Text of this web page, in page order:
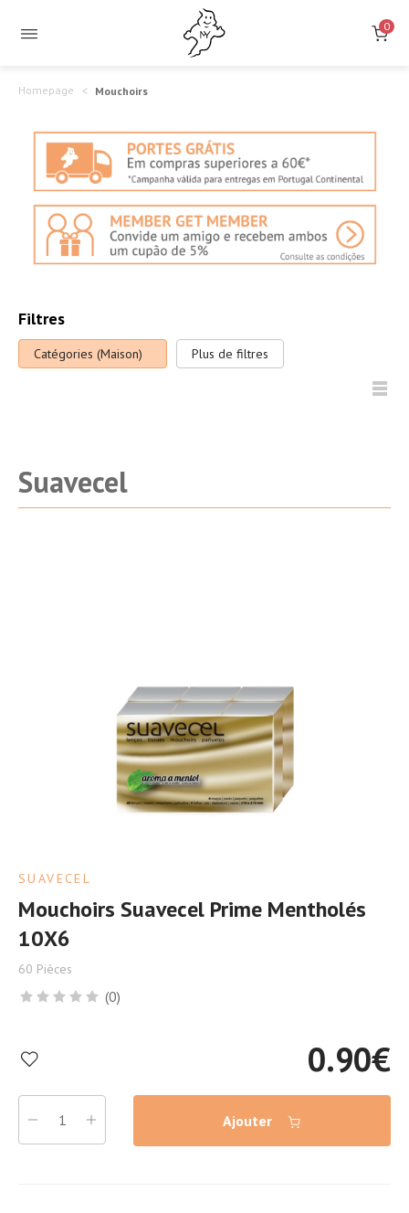
0
Homepage Mouchoirs
Filtres
Catégories (Maison) Plus de filtres
Suavecel
SUAVECEL
Mouchoirs Suavecel Prime Mentholés
10X6
60 Pièces
(0)
0.90€
Ajouter
Mouchoirs
papier
100%
cellulose
vierge